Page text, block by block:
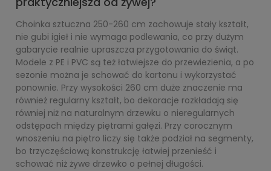
Choinka sztuczna 250-260 cm zachowuje stały kształt,
nie gubi igieł i nie wymaga podlewania, co przy dużym
gabarycie realnie upraszcza przygotowania do świąt.
Modele z PE i PVC są też łatwiejsze do przewiezienia, a po
sezonie można je schować do kartonu i wykorzystać
ponownie. Przy wysokości 260 cm duże znaczenie ma
również regularny kształt, bo dekoracje rozkładają się
równiej niż na naturalnym drzewku o nieregularnych
odstępach między piętrami gałęzi. Przy corocznym
wnoszeniu na piętro liczy się także podział na segmenty,
bo trzyczęściową konstrukcję łatwiej przenieść i
schować niż żywe drzewko o pełnej długości.